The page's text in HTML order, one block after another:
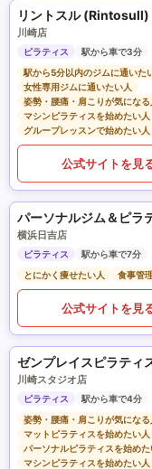
リントスル (Rintosull)
川崎店
ピラティス
駅から車で3分
駅から5分以内のジムに通いた
女性専用ジムに通いたい人
姿勢・腰痛・肩こりが気になる
マシンピラティスを始めたい人
グループレッスンで始めたい人
公式サイトを見
パーソナルジム＆ピラ
横浜日吉店
ピラティス
駅から車で7分
とにかく痩せたい人
食事管
公式サイトを見
ゼンプレイスピラテ
川崎スタジオ店
ピラティス
駅から車で4分
姿勢・腰痛・肩こりが気になる
マットピラティスを始めたい人
パーソナルピラティスを始めた
マシンピラティスを始めたい人